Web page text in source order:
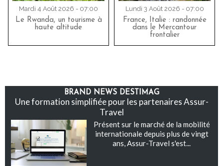
Mardi 4 Août 2026 - 07:00
Le Rwanda, un tourisme à
haute altitude
Lundi 3 Août 2026 - 07:00
France, Italie : randonnée
dans le Mercantour
frontalier
BRAND NEWS DESTIMAG
Une formation simplifiée pour les partenaires Assur-
Travel
Présent sur le marché de la mobilité
internationale depuis plus de vingt
ans, Assur-Travel s'est...